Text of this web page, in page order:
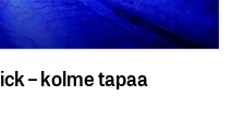
– kolme tapaa